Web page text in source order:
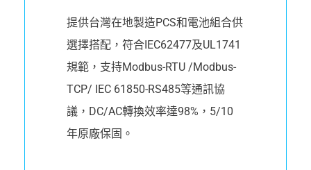
提供台灣在地製造PCS和電池組合供
選擇搭配，符合IEC62477及UL1741
規範，支持Modbus-RTU /Modbus-
TCP/ IEC 61850-RS485等通訊協
議，DC/AC轉換效率達98%，5/10
年原廠保固。